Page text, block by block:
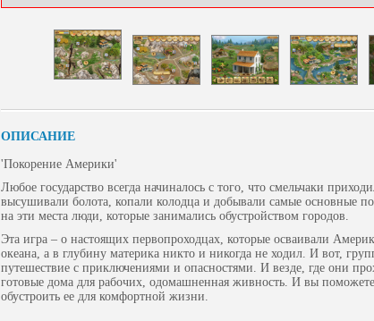
ОПИСАНИЕ
'Покорение Америки'
Любое государство всегда начиналось с того, что смельчаки
высушивали болота, копали колодца и добывали самые основные
на эти места люди, которые занимались обустройством городов.
Эта игра – о настоящих первопроходцах, которые осваивали
океана, а в глубину материка никто и никогда не ходил. И вот,
путешествие с приключениями и опасностями. И везде, где они
готовые дома для рабочих, одомашненная живность. И вы
обустроить ее для комфортной жизни.